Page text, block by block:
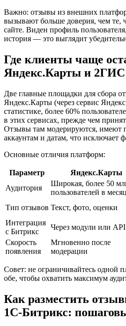
Важно: отзывы из внешних
вызывают больше доверия, чем те,
сайте. Виден профиль
история — это выглядит
Где клиенты чаще
Яндекс.Карты и 2ГИС
Две главные площадки для сбора
Яндекс.Карты (через сервис
статистике, более 60%
в этих сервисах, прежде чем
Отзывы там модерируются, имеют
аккаунтам и датам, что исключает
Основные отличия платформ:
Параметр Яндекс.Карты
Аудитория
Широкая, более 50
пользователей в месяц
Тип отзывов Текст, фото, оценки
Интеграция
с Битрикс
Через модули или API
Скорость
появления
Мгновенно после
модерации
Совет: не ограничивайтесь одной
обе, чтобы охватить максимум
Как разместить
1С-Битрикс: